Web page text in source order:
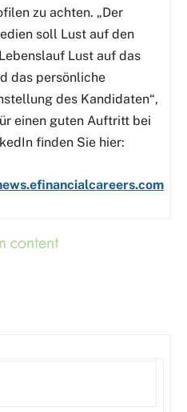
zu achten. „Der
soll Lust auf den
Lust auf das
das persönliche
des Kandidaten“,
einen guten Auftritt bei
finden Sie hier: